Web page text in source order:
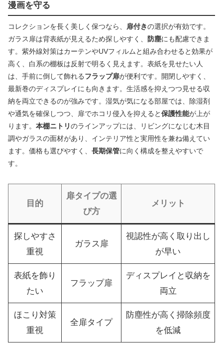
漫画を守る
コレクションを長く美しく保つなら、 扉付きの選択が有効です。
ガラス扉は背表紙が見えるため探しやすく、 防塵にも配慮できま
す。紫外線対策はカーテンやUVフィルムと組み合わせると効果が
高く、白系の棚板は反射で明るく見えます。表紙を見せたい人
は、手前に倒して飾れるフラップ扉が便利です。開閉しやすく、
最新巻のディスプレイにも向きます。生活感を抑えつつ見せる収
納を両立できるのが強みです。湿気が気になる部屋では、除湿剤
や通気を確保しつつ、扉でホコリ侵入を抑えると保護性能が上が
ります。 本棚ニトリのラインアップには、リビングになじむ木目
調やガラスの面材があり、インテリア性と実用性を兼ね備えてい
ます。価格も選びやすく、 長期保管に向く構成を整えやすいで
す。
目的
扉タイプの選
び方
メリット
探しやすさ
重視
ガラス扉
視認性が高く取り出し
が早い
表紙を飾り
たい
フラップ扉
ディスプレイと収納を
両立
ほこり対策
重視
全扉タイプ
防塵性が高く掃除頻度
を低減